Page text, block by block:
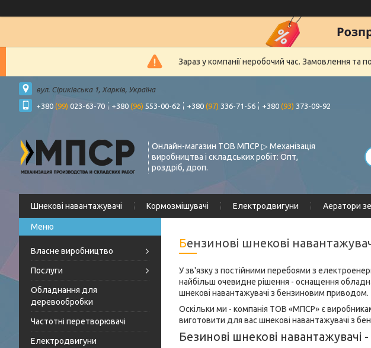
Зараз у компанії неробочий час. Замовлення та
вул. Сіриківська 1, Харків, Україна
+380 (99) 023-63-70 +380 (96) 553-00-62 +380 (97) 336-71-56 +380 (93) 373-09-92
Онлайн-магазин ТОВ МПСР ▷ Механізація
виробництва і складських робіт: Опт,
роздріб, дроп.
Шнекові навантажувачі Кормозмішувачі Електродвигуни Аератори
Власне виробництво
Послуги
Обладнання для
деревообробки
Частотні перетворювачі
Електродвигуни
Бензинові шнекові
У зв'язку з постійними перебоями з
найбільш очевидне рішення - оснащення
шнекові навантажувачі з бензиновим приводом.
Оскільки ми - компанія ТОВ «МПСР» є
виготовити для вас шнекові навантажувачі з
Безинові шнекові навантажувачі